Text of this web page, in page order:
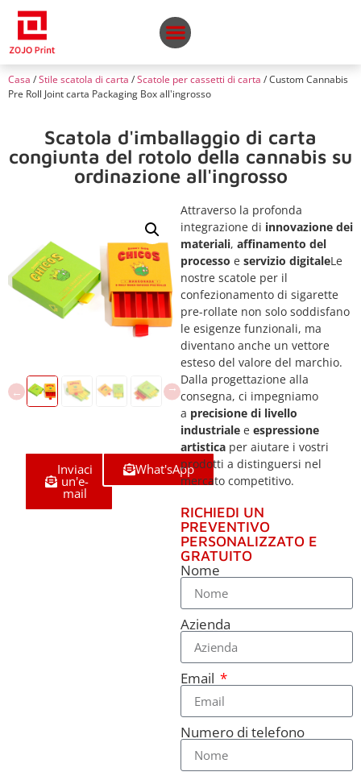
Casa /Stile scatola di carta /Scatole per cassetti di carta / Custom Cannabis
Pre Roll Joint carta Packaging Box all'ingrosso
Scatola d'imballaggio di carta
congiunta del rotolo della cannabis su
ordinazione all'ingrosso
Inviaci
un'e-
mail
What'sApp
Attraverso la profonda
integrazione di innovazione dei
materiali, affinamento del
processo e servizio digitaleLe
nostre scatole per il
confezionamento di sigarette
pre-rollate non solo soddisfano
le esigenze funzionali, ma
diventano anche un vettore
esteso del valore del marchio.
Dalla progettazione alla
consegna, ci impegniamo
a precisione di livello
industriale e espressione
artistica per aiutare i vostri
prodotti a distinguersi nel
mercato competitivo.
RICHIEDI UN
PREVENTIVO
PERSONALIZZATO E
GRATUITO
Nome
Azienda
Email
Numero di telefono